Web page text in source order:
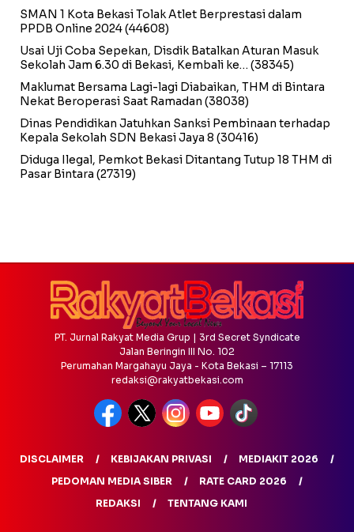
SMAN 1 Kota Bekasi Tolak Atlet Berprestasi dalam
PPDB Online 2024(44608)
Usai Uji Coba Sepekan, Disdik Batalkan Aturan Masuk
Sekolah Jam 6.30 di Bekasi, Kembali ke… (38345)
Maklumat Bersama Lagi-lagi Diabaikan, THM di Bintara
Nekat Beroperasi Saat Ramadan (38038)
Dinas Pendidikan Jatuhkan Sanksi Pembinaan terhadap
Kepala Sekolah SDN Bekasi Jaya 8 (30416)
Diduga Ilegal, Pemkot Bekasi Ditantang Tutup 18 THM di
Pasar Bintara (27319)
PT. Jurnal Rakyat Media Grup | 3rd Secret Syndicate
Jalan Beringin III No. 102
Perumahan Margahayu Jaya - Kota Bekasi – 17113
redaksi@rakyatbekasi.com
DISCLAIMER KEBIJAKAN PRIVASI
MEDIAKIT 2026
PEDOMAN MEDIA SIBER
RATE CARD 2026
REDAKSI
TENTANG KAMI